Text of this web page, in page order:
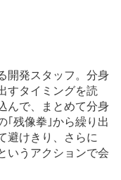
開発スタッフ。分身
すタイミングを読
んで、まとめて分身
残像拳｣から繰り出
避けきり、さらに
いうアクションで会